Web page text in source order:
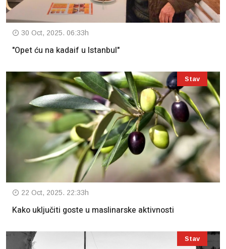
30 Oct, 2025. 06:33h
"Opet ću na kadaif u Istanbul"
Stav
22 Oct, 2025. 22:33h
Kako uključiti goste u maslinarske aktivnosti
Stav